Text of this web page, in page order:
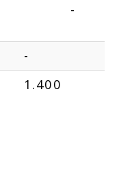
-
-
1.400